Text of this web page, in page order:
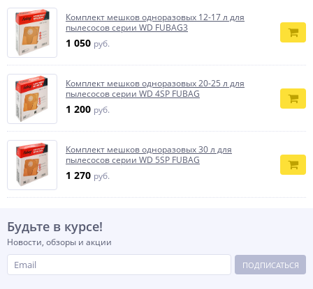
Комплект мешков одноразовых 12-17 л для
пылесосов серии WD FUBAG3
1 050 руб.
Комплект мешков одноразовых 20-25 л для
пылесосов серии WD 4SP FUBAG
1 200 руб.
Комплект мешков одноразовых 30 л для
пылесосов серии WD 5SP FUBAG
1 270 руб.
Будьте в курсе!
Новости, обзоры и акции
ПОДПИСАТЬСЯ